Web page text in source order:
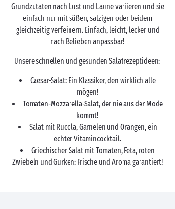
Grundzutaten nach Lust und Laune variieren und sie
einfach nur mit süßen, salzigen oder beidem
gleichzeitig verfeinern. Einfach, leicht, lecker und
nach Belieben anpassbar!
Unsere schnellen und gesunden Salatrezeptideen:
Caesar-Salat: Ein Klassiker, den wirklich alle
mögen!
Tomaten-Mozzarella-Salat, der nie aus der Mode
kommt!
Salat mit Rucola, Garnelen und Orangen, ein
echter Vitamincocktail.
Griechischer Salat mit Tomaten, Feta, roten
Zwiebeln und Gurken: Frische und Aroma garantiert!